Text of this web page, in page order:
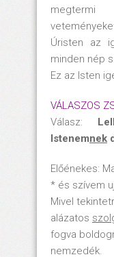
Úristen az
minden nép
Ez az Isten
VÁLASZOS
Válasz:
Istenemnek
Előénekes:
* és szívem
Mivel
alázatos szol
fogva
nemzedék.